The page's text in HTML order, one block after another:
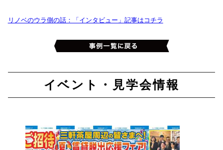
リノベのウラ側の話：「インタビュー」記事はコチラ
イベント・見学会情報